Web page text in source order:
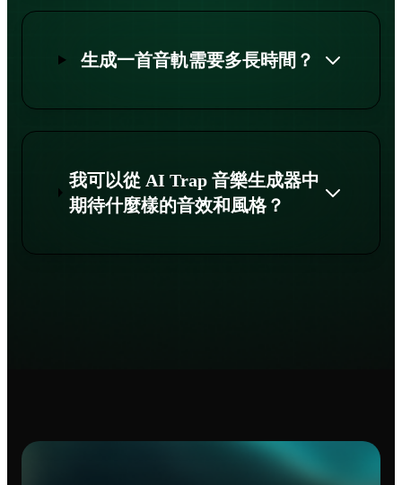
生成一首音軌需要多長時間？
我可以從 AI Trap 音樂生成器中
期待什麼樣的音效和風格？